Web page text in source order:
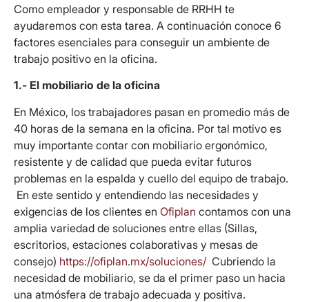
Como empleador y responsable de RRHH te
ayudaremos con esta tarea. A continuación conoce 6
factores esenciales para conseguir un ambiente de
trabajo positivo en la oficina.
1.- El mobiliario de la oficina
En México, los trabajadores pasan en promedio más de
40 horas de la semana en la oficina. Por tal motivo es
muy importante contar con mobiliario ergonómico,
resistente y de calidad que pueda evitar futuros
problemas en la espalda y cuello del equipo de trabajo.
En este sentido y entendiendo las necesidades y
exigencias de los clientes en Ofiplan contamos con una
amplia variedad de soluciones entre ellas (Sillas,
escritorios, estaciones colaborativas y mesas de
consejo) https://ofiplan.mx/soluciones/ Cubriendo la
necesidad de mobiliario, se da el primer paso un hacia
una atmósfera de trabajo adecuada y positiva.